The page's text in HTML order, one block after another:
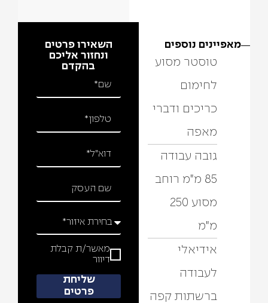
מאפיינים נוספים
טוסטר מסוע
לחימום
כריכים ודברי
מאפה
גובה עבודה
85 מ"מ רוחב
מסוע 250
מ"מ
אידיאלי
לעבודה
ברשתות קפה
השאירו פרטים
ונחזור אליכם
בהקדם
מאשר/ת קבלת
דיוור
שליחת
פרטים